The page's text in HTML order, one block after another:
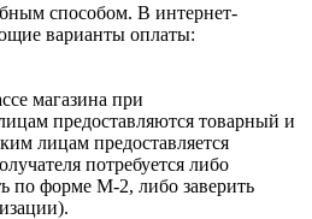
способом. В интернет-
варианты оплаты:
магазина при
предоставляются товарный и
лицам предоставляется
потребуется либо
по форме М-2, либо заверить